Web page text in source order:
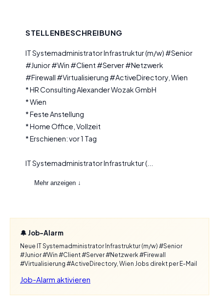
STELLENBESCHREIBUNG
IT Systemadministrator Infrastruktur (m/w) #Senior
#Junior #Win #Client #Server #Netzwerk
#Firewall #Virtualisierung #ActiveDirectory, Wien
* HR Consulting Alexander Wozak GmbH
* Wien
* Feste Anstellung
* Home Office, Vollzeit
* Erschienen: vor 1 Tag
IT Systemadministrator Infrastruktur (...
Mehr anzeigen ↓
🔔 Job-Alarm
Neue IT Systemadministrator Infrastruktur (m/w) #Senior
#Junior #Win #Client #Server #Netzwerk #Firewall
#Virtualisierung #ActiveDirectory, Wien Jobs direkt per E-Mail
Job-Alarm aktivieren